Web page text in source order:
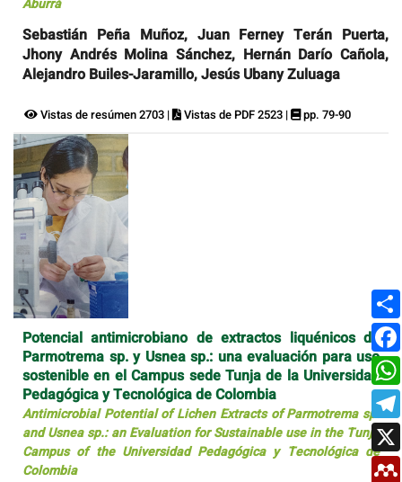
Aburrá
Sebastián Peña Muñoz, Juan Ferney Terán Puerta,
Jhony Andrés Molina Sánchez, Hernán Darío Cañola,
Alejandro Builes-Jaramillo, Jesús Ubany Zuluaga
Vistas de resúmen 2703 | Vistas de PDF 2523 | pp. 79-90
Potencial antimicrobiano de extractos liquénicos de
Parmotrema sp. y Usnea sp.: una evaluación para uso
sostenible en el Campus sede Tunja de la Universidad
Pedagógica y Tecnológica de Colombia
Antimicrobial Potential of Lichen Extracts of Parmotrema sp.
and Usnea sp.: an Evaluation for Sustainable use in the Tunja
Campus of the Universidad Pedagógica y Tecnológica de
Colombia